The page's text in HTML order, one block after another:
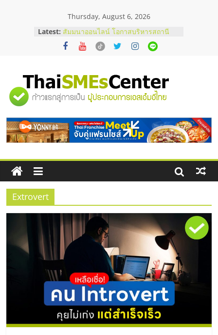
Thursday, August 6, 2026
Latest: สัมมนาออนไลน์ โอกาสบริหารสถานี
บริการน้ำมัน Shell
สัมมนาลงทุน แฟรนไชส์ยอนนี่
ร้านเครื่องเสียงคุณภาพสูง พร้อม
โซลูชันระบบภาพและเสียง
บริษัท Cybersecurity ในไทยที่ไหนดี?
โจทย์ธุรกิจ
อยากหาเงินทุน เพิ่มสภาพคล่องให้ธุรกิจ
เริ่มยังไงให้ผ่านฉลุย
"ศูนย์
รวม
ข้อมูล
ธุรกิจ
SME
แห่ง
ประเทศไทย,
ThaiSMEsCenter,
รวม
Extrovert